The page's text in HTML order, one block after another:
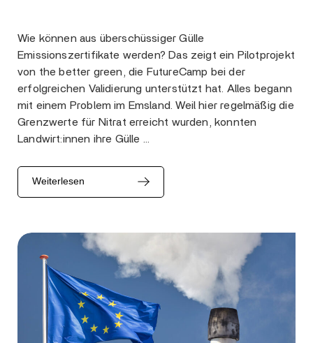
Wie können aus überschüssiger Gülle
Emissionszertifikate werden? Das zeigt ein Pilotprojekt
von the better green, die FutureCamp bei der
erfolgreichen Validierung unterstützt hat. Alles begann
mit einem Problem im Emsland. Weil hier regelmäßig die
Grenzwerte für Nitrat erreicht wurden, konnten
Landwirt:innen ihre Gülle …
Weiterlesen